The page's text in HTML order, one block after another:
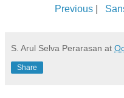
Previous
S. Arul Selva Perarasan at
Share